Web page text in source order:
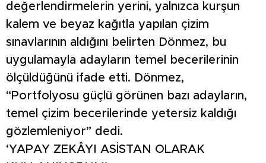
değerlendirmelerin yerini, yalnızca kurşun
kalem ve beyaz kağıtla yapılan çizim
sınavlarının aldığını belirten Dönmez, bu
uygulamayla adayların temel becerilerinin
ölçüldüğünü ifade etti. Dönmez,
“Portfolyosu güçlü görünen bazı adayların,
temel çizim becerilerinde yetersiz kaldığı
gözlemleniyor” dedi.
‘YAPAY ZEKÂYI ASİSTAN OLARAK